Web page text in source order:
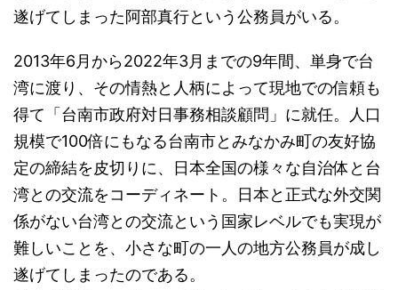
遂げてしまった阿部真行という公務員がいる。
2013年6月から2022年3月までの9年間、単身で台
湾に渡り、その情熱と人柄によって現地での信頼も
得て「台南市政府対日事務相談顧問」に就任。人口
規模で100倍にもなる台南市とみなかみ町の友好協
定の締結を皮切りに、日本全国の様々な自治体と台
湾との交流をコーディネート。日本と正式な外交関
係がない台湾との交流という国家レベルでも実現が
難しいことを、小さな町の一人の地方公務員が成し
遂げてしまったのである。